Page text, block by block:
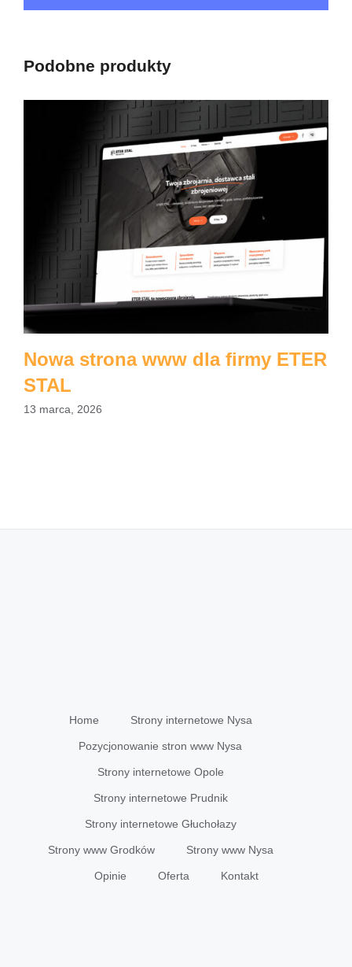
Podobne produkty
Nowa strona www dla firmy ETER
STAL
13 marca, 2026
Home Strony internetowe Nysa
Pozycjonowanie stron www Nysa
Strony internetowe Opole
Strony internetowe Prudnik
Strony internetowe Głuchołazy
Strony www Grodków Strony www Nysa
Opinie Oferta Kontakt